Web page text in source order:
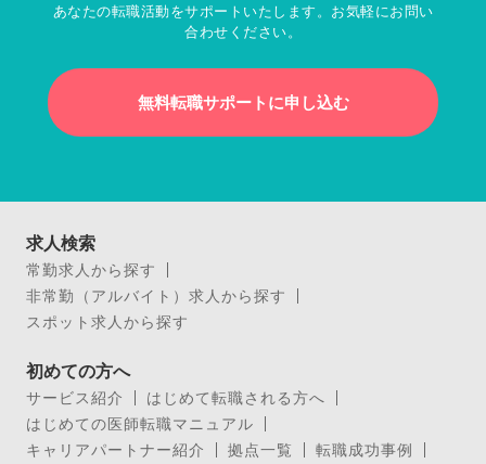
あなたの転職活動をサポートいたします。お気軽にお問い
合わせください。
無料転職サポートに申し込む
求人検索
常勤求人から探す
非常勤（アルバイト）求人から探す
スポット求人から探す
初めての方へ
サービス紹介
はじめて転職される方へ
はじめての医師転職マニュアル
キャリアパートナー紹介
拠点一覧
転職成功事例